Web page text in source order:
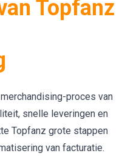
Topfanz
proces van
snelle leveringen en
Topfanz grote stappen
van facturatie.